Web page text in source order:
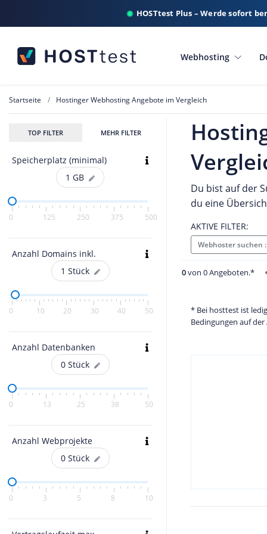
HOSTtest Plus – Werde sofort
Webhosting
Startseite Hostinger Webhosting Angebote im Vergleich
TOP FILTER MEHR FILTER
Speicherplatz (minimal)
1 GB
0 125 250 375 500
Anzahl Domains inkl.
1 Stück
0 10 20 30 40 50
Anzahl Datenbanken
0 Stück
0 13 25 38 50
Anzahl Webprojekte
0 Stück
0 3 5 8 10
Du bist auf der
du eine
AKTIVE FILTER:
Webhoster suchen
0von 0 Angeboten.*
* Bei hosttest ist
Bedingungen auf